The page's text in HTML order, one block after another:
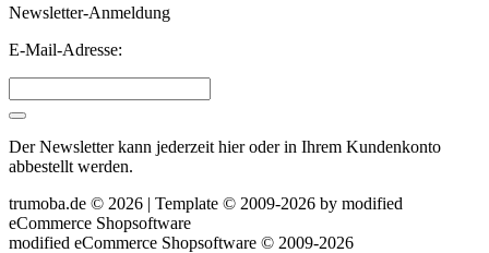
Newsletter-Anmeldung
E-Mail-Adresse:
Der Newsletter kann jederzeit hier oder in Ihrem Kundenkonto
abbestellt werden.
trumoba.de © 2026 | Template © 2009-2026 by modified
eCommerce Shopsoftware
modified eCommerce Shopsoftware © 2009-2026